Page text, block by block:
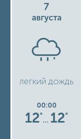
7
августа
легкий дождь
00:00
12°
… 12°